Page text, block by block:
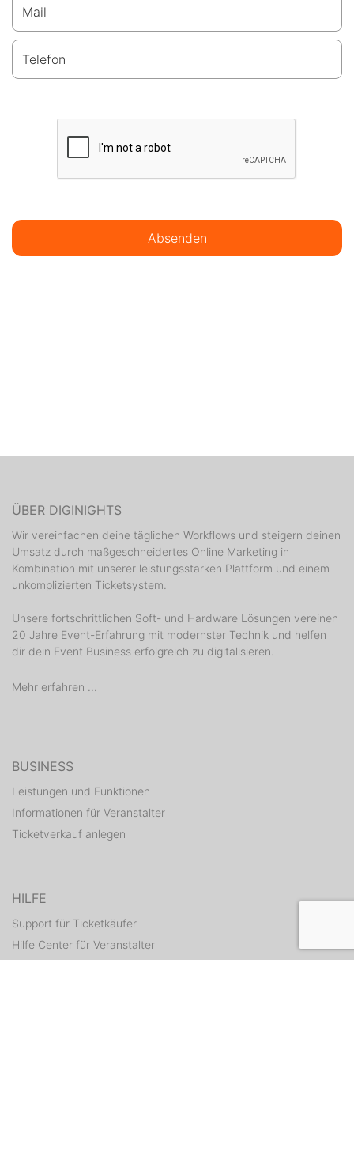
Mail
Telefon
Absenden
ÜBER DIGINIGHTS
Wir vereinfachen deine täglichen Workflows und steigern deinen
Umsatz durch maßgeschneidertes Online Marketing in
Kombination mit unserer leistungsstarken Plattform und einem
unkomplizierten Ticketsystem.
Unsere fortschrittlichen Soft- und Hardware Lösungen vereinen
20 Jahre Event-Erfahrung mit modernster Technik und helfen
dir dein Event Business erfolgreich zu digitalisieren.
Mehr erfahren ...
BUSINESS
Leistungen und Funktionen
Informationen für Veranstalter
Ticketverkauf anlegen
HILFE
Support für Ticketkäufer
Hilfe Center für Veranstalter